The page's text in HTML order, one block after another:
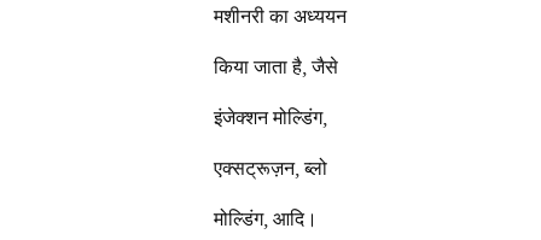
मशीनरी का अध्ययन
किया जाता है, जैसे
इंजेक्शन मोल्डिंग,
एक्सट्रूज़न, ब्लो
मोल्डिंग, आदि।